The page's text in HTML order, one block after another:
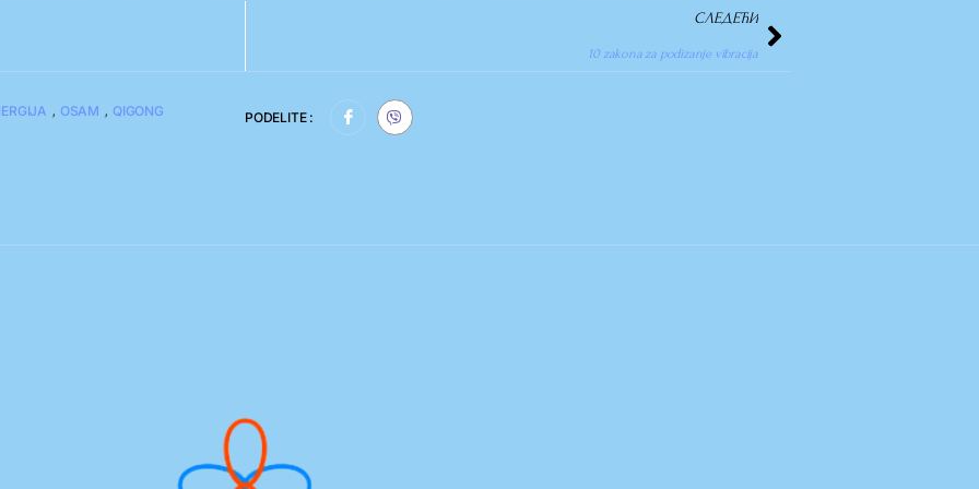
СЛЕДЕЋИ
10 zakona za podizanje vibracija
, OSAM , QIGONG PODELITE :